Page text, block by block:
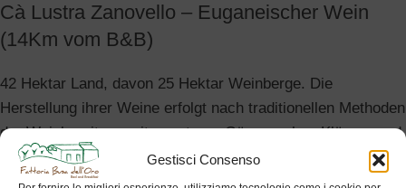
Gestisci Consenso
Cà Lustra Zanovello – Euganeischer Wein
(14Km vom B&B)
42 Hektar Land, davon 25 Hektar Weinberge. Die
Herstellung ihrer Weine erfolgt nach traditionellen Methoden
der Weinbereitung mit spontaner Gärung, ohne Klärung und
mit minimalem Einsatz von Sulfiten. Bei einem Aufenthalt
im B&B besteht die Möglichkeit, eine Weinprobe mit Besuch